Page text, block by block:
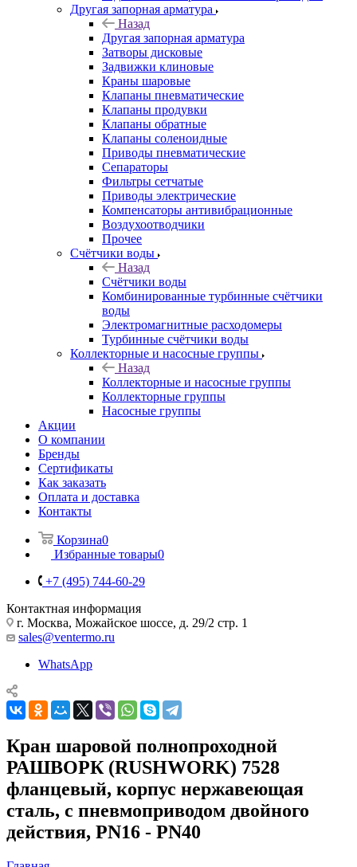
Другая запорная арматура
Назад
Другая запорная арматура
Затворы дисковые
Задвижки клиновые
Краны шаровые
Клапаны пневматические
Клапаны продувки
Клапаны обратные
Клапаны соленоидные
Приводы пневматические
Сепараторы
Фильтры сетчатые
Приводы электрические
Компенсаторы антивибрационные
Воздухоотводчики
Прочее
Счётчики воды
Назад
Счётчики воды
Комбинированные турбинные счётчики
воды
Электромагнитные расходомеры
Турбинные счётчики воды
Коллекторные и насосные группы
Назад
Коллекторные и насосные группы
Коллекторные группы
Насосные группы
Акции
О компании
Бренды
Сертификаты
Как заказать
Оплата и доставка
Контакты
Корзина0
Избранные товары0
+7 (495) 744-60-29
Контактная информация
г. Москва, Можайское шоссе, д. 29/2 стр. 1
sales@ventermo.ru
WhatsApp
Кран шаровой полнопроходной
РАШВОРК (RUSHWORK) 7528
фланцевый, корпус нержавеющая
сталь, с пневмоприводом двойного
действия, PN16 - PN40